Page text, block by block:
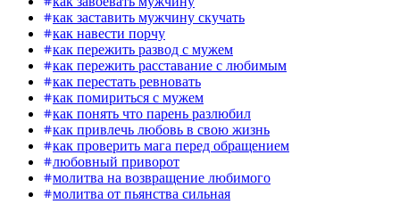
как заставить мужчину скучать
как навести порчу
как пережить развод с мужем
как пережить расставание с любимым
как перестать ревновать
как помириться с мужем
как понять что парень разлюбил
как привлечь любовь в свою жизнь
как проверить мага перед обращением
любовный приворот
молитва на возвращение любимого
молитва от пьянства сильная